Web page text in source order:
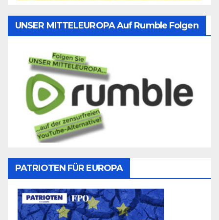
UNSER MITTELEUROPA Auf Rumble Folgen
PATRIOTEN FÜR EUROPA